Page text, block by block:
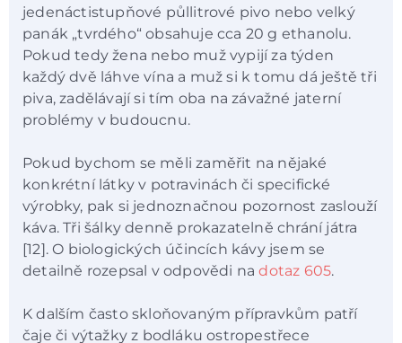
jedenáctistupňové půllitrové pivo nebo velký
panák „tvrdého“ obsahuje cca 20 g ethanolu.
Pokud tedy žena nebo muž vypijí za týden
každý dvě láhve vína a muž si k tomu dá ještě tři
piva, zadělávají si tím oba na závažné jaterní
problémy v budoucnu.
Pokud bychom se měli zaměřit na nějaké
konkrétní látky v potravinách či specifické
výrobky, pak si jednoznačnou pozornost zaslouží
káva. Tři šálky denně prokazatelně chrání játra
[12]. O biologických účincích kávy jsem se
detailně rozepsal v odpovědi nadotaz 605.
K dalším často skloňovaným přípravkům patří
čaje či výtažky z bodláku ostropestřece